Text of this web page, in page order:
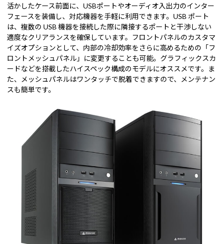
活かしたケース前面に、USBポートやオーディオ入出力のインター
フェースを装備し、対応機器を手軽に利用できます。USB ポート
は、複数の USB 機器を接続した際に隣接するポートと干渉しない
適度なクリアランスを確保しています。フロントパネルのカスタマ
イズオプションとして、内部の冷却効率をさらに高めるための「フ
ロントメッシュパネル」に変更することも可能。グラフィックスカ
ードなどを搭載したハイスペック構成のモデルにオススメです。ま
た、メッシュパネルはワンタッチで脱着できますので、メンテナン
スも簡単です。